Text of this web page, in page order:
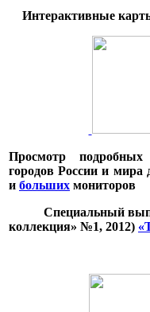
Интерактивные
Просмотр подробных
городов России и мира
и больших мониторов
Специальный
коллекция» №1, 2012)